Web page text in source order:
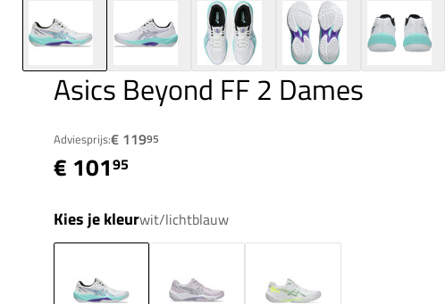
Asics Beyond FF 2 Dames
Adviesprijs:€ 11995
€ 10195
Kies je kleurwit/lichtblauw